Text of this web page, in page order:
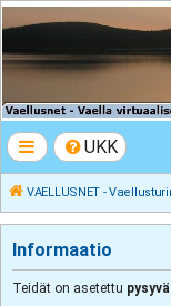
UKK
VAELLUSNET -
Informaatio
Teidät on asetettu